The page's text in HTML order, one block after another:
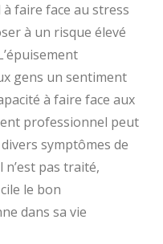
faire face au stress
à un risque élevé
gens un sentiment
à faire face aux
professionnel peut
symptômes de
n’est pas traité,
le bon
dans sa vie